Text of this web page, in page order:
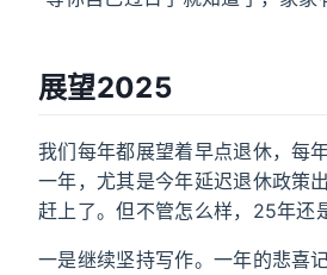
展望2025
我们每年都展望着早点退休，每
一年，尤其是今年延迟退休政策
赶上了。但不管怎么样，25年还
一是继续坚持写作。一年的悲喜